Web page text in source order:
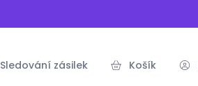
Sledování zásilek Košík